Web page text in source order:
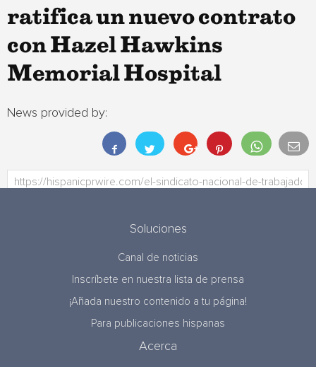
ratifica un nuevo contrato
con Hazel Hawkins
Memorial Hospital
News provided by:
Soluciones
Canal de noticias
Inscríbete en nuestra lista de prensa
¡Añada nuestro contenido a tu página!
Para publicaciones hispanas
Acerca